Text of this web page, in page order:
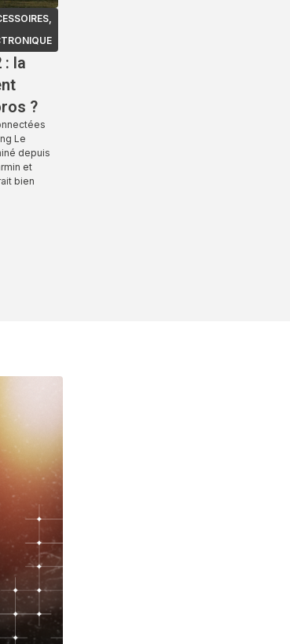
,
: la
?
Le
depuis
et
bien